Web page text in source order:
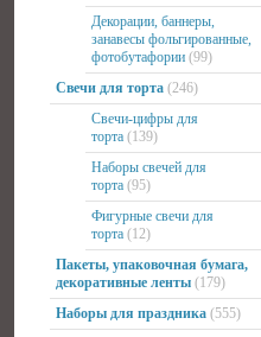
Декорации, баннеры,
занавесы фольгированные,
фотобутафории (99)
Свечи для торта (246)
Свечи-цифры для
торта (139)
Наборы свечей для
торта (95)
Фигурные свечи для
торта (12)
Пакеты, упаковочная бумага,
декоративные ленты (179)
Наборы для праздника (555)